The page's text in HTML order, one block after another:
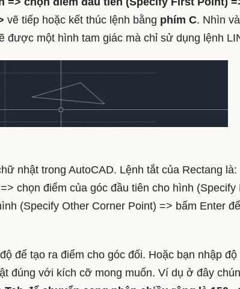
vẽ tiếp hoặc kết thúc lệnh bằng phím C. Nhìn
được một hình tam giác mà chỉ sử dụng lệnh
nhật trong AutoCAD. Lệnh tắt của Rectang là:
chọn điểm của góc đầu tiên cho hình (Specify
(Specify Other Corner Point) => bấm Enter
để tạo ra điểm cho góc đối. Hoặc bạn nhập độ
đúng với kích cỡ mong muốn. Ví dụ ở đây